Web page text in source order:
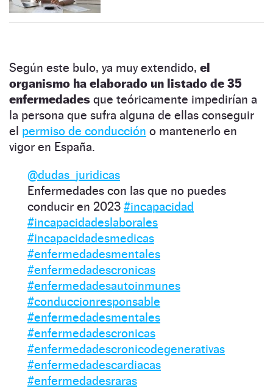
Según este bulo, ya muy extendido, el
organismo ha elaborado un listado de 35
enfermedades que teóricamente impedirían a
la persona que sufra alguna de ellas conseguir
el permiso de conducción o mantenerlo en
vigor en España.
@dudas_juridicas
Enfermedades con las que no puedes
conducir en 2023 #incapacidad
#incapacidadeslaborales
#incapacidadesmedicas
#enfermedadesmentales
#enfermedadescronicas
#enfermedadesautoinmunes
#conduccionresponsable
#enfermedadesmentales
#enfermedadescronicas
#enfermedadescronicodegenerativas
#enfermedadescardiacas
#enfermedadesraras